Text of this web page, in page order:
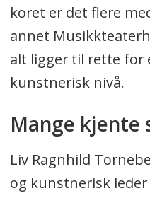
koret er det flere
annet
alt ligger til rette for
kunstnerisk nivå.
Mange kjente
Liv Ragnhild
og kunstnerisk